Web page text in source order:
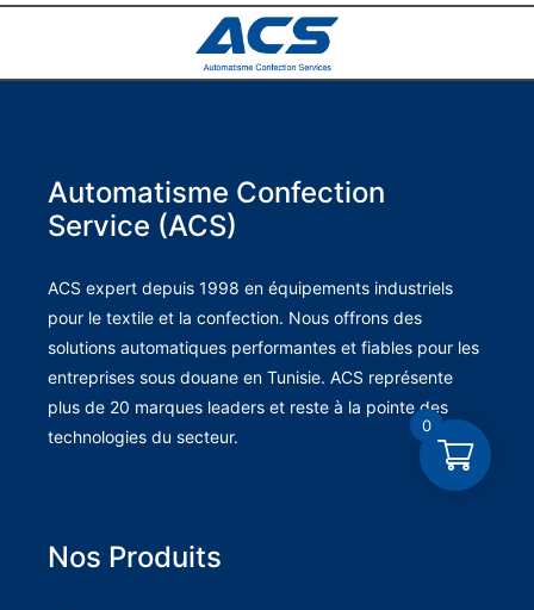
Automatisme Confection
Service (ACS)
ACS expert depuis 1998 en équipements industriels
pour le textile et la confection. Nous offrons des
solutions automatiques performantes et fiables pour les
entreprises sous douane en Tunisie. ACS représente
plus de 20 marques leaders et reste à la pointe des
technologies du secteur.
Nos Produits
0